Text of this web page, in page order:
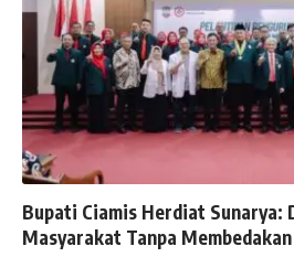
Bupati Ciamis Herdiat Sunarya:
Masyarakat Tanpa